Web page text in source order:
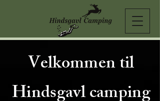
Velkommen til
Hindsgavl camping